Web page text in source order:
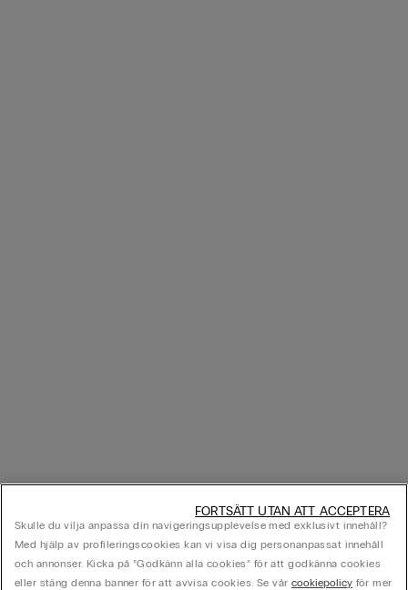
Skulle du vilja anpassa din navigeringsupplevelse med exklusivt innehåll?
Med hjälp av profileringscookies kan vi visa dig personanpassat innehåll
och annonser. Kicka på ”Godkänn alla cookies” för att godkänna cookies
eller stäng denna banner för att avvisa cookies. Se vårcookiepolicy för mer
FORTSÄTT UTAN ATT ACCEPTERA